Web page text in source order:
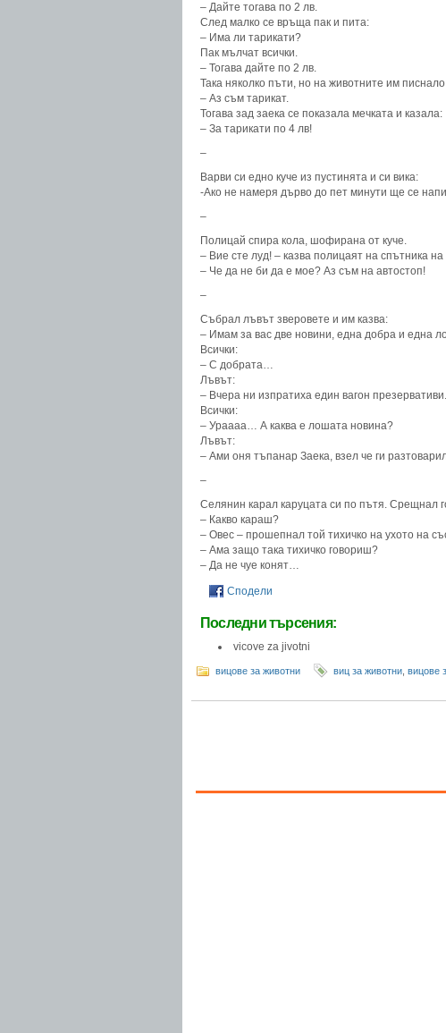
– Дайте тогава по 2 лв.
След малко се връща пак и пита:
– Има ли тарикати?
Пак мълчат всички.
– Тогава дайте по 2 лв.
Така няколко пъти, но на животните им
– Аз съм тарикат.
Тогава зад заека се показала мечката и казала:
– За тарикати по 4 лв!
–
Варви си едно куче из пустинята и си вика:
-Ако не намеря дърво до пет минути ще се
–
Полицай спира кола, шофирана от куче.
– Вие сте луд! – казва полицаят на спътника
– Че да не би да е мое? Аз съм на автостоп!
–
Събрал лъвът зверовете и им казва:
– Имам за вас две новини, една добра и една
Всички:
– С добрата…
Лъвът:
– Вчера ни изпратиха един вагон презервативи.
Всички:
– Ураааа… А каква е лошата новина?
Лъвът:
– Ами оня тъпанар Заека, взел че ги
–
Селянин карал каруцата си по пътя. Срещнал
– Какво караш?
– Овес – прошепнал той тихичко на ухото на
– Ама защо така тихичко говориш?
– Да не чуе конят…
Сподели
Последни търсения:
vicove za jivotni
вицове за животни виц за животни вицове